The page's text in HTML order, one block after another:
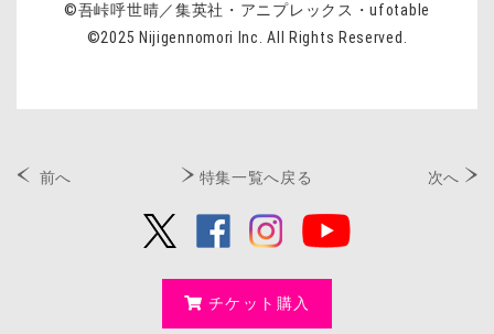
©吾峠呼世晴／集英社・アニプレックス・ufotable
©2025 Nijigennomori Inc. All Rights Reserved.
前へ 特集一覧へ戻る 次へ
チケット購入